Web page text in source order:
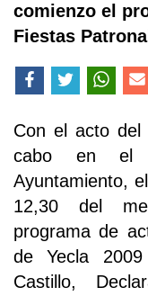
comienzo el
Fiestas
Con el acto del
cabo en el
Ayuntamiento,
12,30 del
programa de
de Yecla
Castillo,